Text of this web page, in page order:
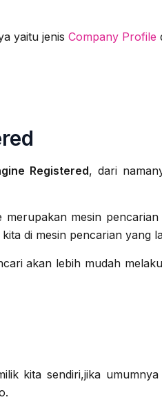
yaitu jenis Company Profile
Registered, dari
mesin
di mesin pencarian yang
akan lebih mudah
kita sendiri,jika